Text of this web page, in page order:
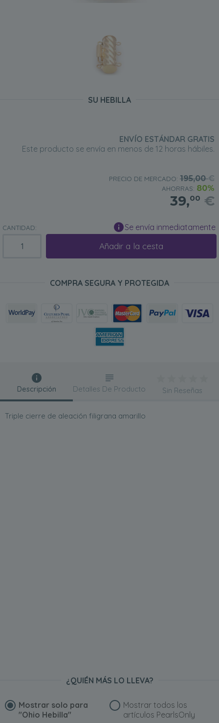
SU HEBILLA
ENVÍO ESTÁNDAR GRATIS
Este producto se envía en menos de 12 horas hábiles.
PRECIO DE MERCADO: 195,00€
AHORRAS: 80%
39,00 €
CANTIDAD: Se envía inmediatamente
Añadir a la cesta
COMPRA SEGURA Y PROTEGIDA
Descripción
Triple cierre de aleación filigrana amarillo
Detalles De Producto Sin Reseñas
¿QUIÉN MÁS LO LLEVA?
Mostrar solo para
"Ohio Hebilla"
Mostrar todos los
artículos PearlsOnly